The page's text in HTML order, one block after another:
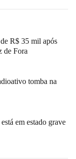
R$ 35 mil após
de Fora
tomba na
em estado grave